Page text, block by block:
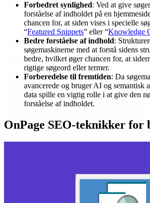
Forbedret synlighed: Ved at give
forståelse af indholdet på en
chancen for, at siden vises i specielle
“Featured Snippets” eller “Knowledge
Bedre forståelse af indhold:
søgemaskinerne med at forstå sidens
bedre, hvilket øger chancen for, at
rigtige søgeord eller termer.
Forberedelse til fremtiden: Da
avancerede og bruger AI og semantisk
data spille en vigtig rolle i at give den
forståelse af indholdet.
OnPage SEO-teknikker for